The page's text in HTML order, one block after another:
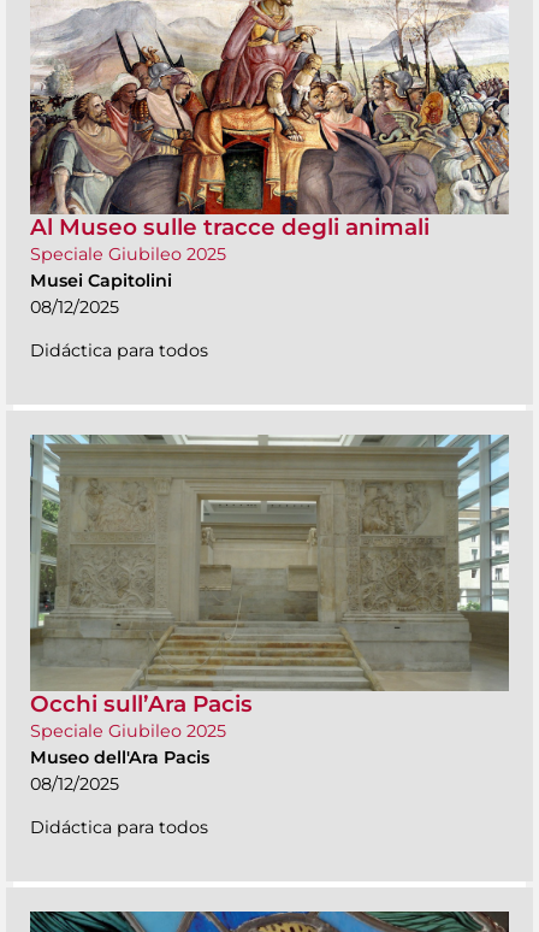
Al Museo sulle tracce degli animali
Speciale Giubileo 2025
Musei Capitolini
08/12/2025
Didáctica para todos
Occhi sull’Ara Pacis
Speciale Giubileo 2025
Museo dell'Ara Pacis
08/12/2025
Didáctica para todos